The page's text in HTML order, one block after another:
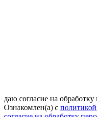
даю согласие на
Ознакомлен(а) с